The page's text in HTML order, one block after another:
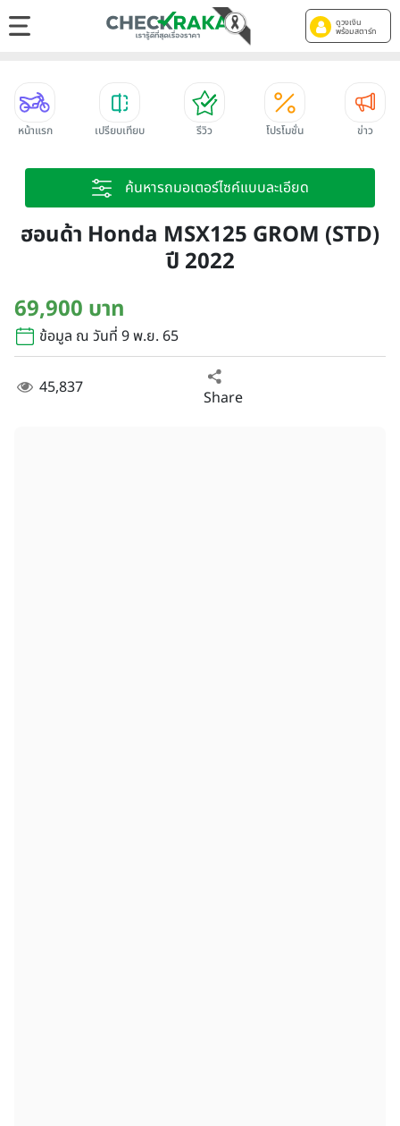
ดูวงเงิน
พร้อมสตาร์ท
หน้าแรก เปรียบเทียบ รีวิว โปรโมชั่น ข่าว
ค้นหารถมอเตอร์ไซค์แบบละเอียด
ฮอนด้า Honda MSX125 GROM (STD)
ปี 2022
69,900 บาท
ข้อมูล ณ วันที่ 9 พ.ย. 65
45,837 Share